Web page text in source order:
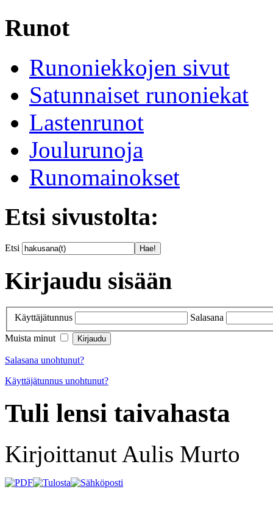
Runot
Runoniekkojen sivut
Satunnaiset runoniekat
Lastenrunot
Joulurunoja
Runomainokset
Etsi sivustolta:
Etsi
Kirjaudu sisään
Käyttäjätunnus
Salasana
Muista minut
Salasana unohtunut?
Käyttäjätunnus unohtunut?
Tuli lensi taivahasta
Kirjoittanut Aulis Murto